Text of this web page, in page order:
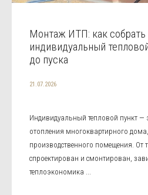
Монтаж ИТП: как
индивидуальный
до пуска
21.07.2026
Индивидуальный тепловой пункт —
отопления многоквартирного
производственного помещения. От
спроектирован и смонтирован,
теплоэкономика ...